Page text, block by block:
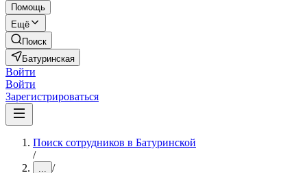
Помощь
Ещё
Поиск
Батуринская
Войти
Войти
Зарегистрироваться
Поиск сотрудников в Батуринской
/
... /